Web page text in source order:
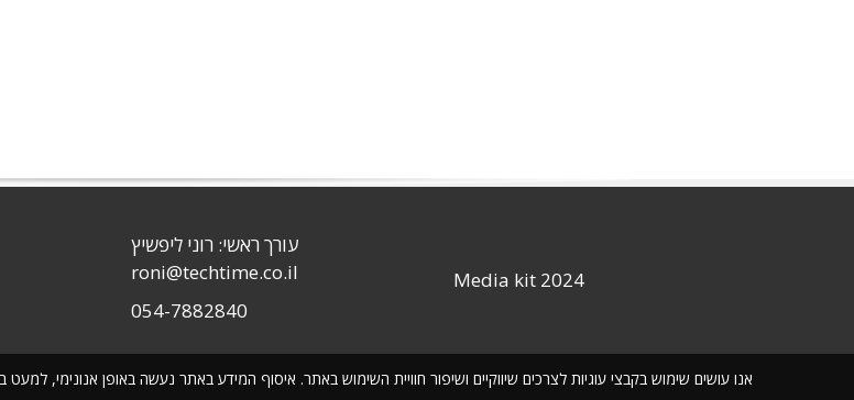
אנו עושים שימוש בקבצי עוגיות לצרכים שיווקיים ושיפור חוויית השימוש באתר. איסוף המידע באתר נעשה באופן אנונימי,
Media kit 2024
עורך ראשי: רוני ליפשיץ
roni@techtime.co.il
054-7882840